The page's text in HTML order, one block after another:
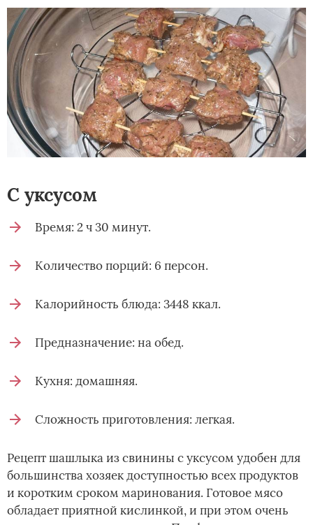
С уксусом
Время: 2 ч 30 минут.
Количество порций: 6 персон.
Калорийность блюда: 3448 ккал.
Предназначение: на обед.
Кухня: домашняя.
Сложность приготовления: легкая.
Рецепт шашлыка из свинины с уксусом удобен для
большинства хозяек доступностью всех продуктов
и коротким сроком маринования. Готовое мясо
обладает приятной кислинкой, и при этом очень